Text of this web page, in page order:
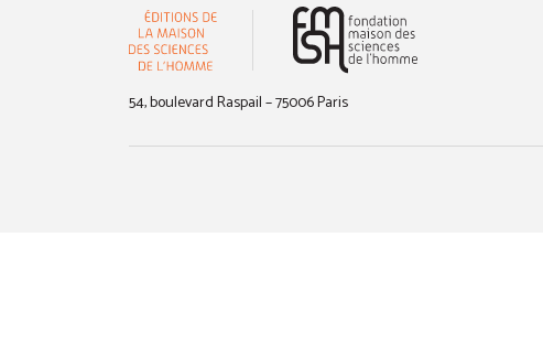
54, boulevard Raspail – 75006 Paris